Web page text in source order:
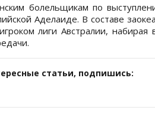
болельщикам по
Аделаиде. В составе
лиги Австралии,
статьи, подпишись: